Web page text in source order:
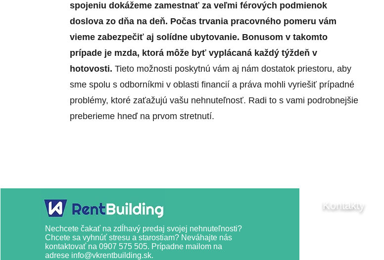
spojeniu dokážeme zamestnať za veľmi férových podmienok
doslova zo dňa na deň. Počas trvania pracovného pomeru vám
vieme zabezpečiť aj solídne ubytovanie. Bonusom v takomto
prípade je mzda, ktorá môže byť vyplácaná každý týždeň v
hotovosti. Tieto možnosti poskytnú vám aj nám dostatok priestoru, aby
sme spolu s odborníkmi v oblasti financií a práva mohli vyriešiť prípadné
problémy, ktoré zaťažujú vašu nehnuteľnosť. Radi to s vami podrobnejšie
preberieme hneď na prvom stretnutí.
Nechcete čakať na zdĺhavý predaj svojej nehnuteľnosti?
Chcete sa vyhnúť stresu a starostiam? Neváhajte nás
kontaktovať na0907 575 505. Prípadne mailom na
adrese info@vkrentbuilding.sk.
Kontakty